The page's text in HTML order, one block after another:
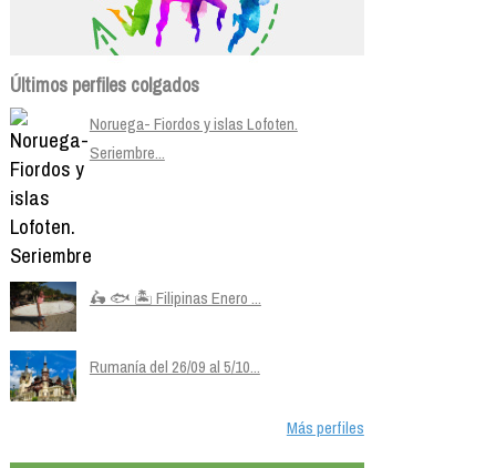
Últimos perfiles colgados
Noruega- Fiordos y islas Lofoten.
Seriembre...
🛵 🐟 🏝️ Filipinas Enero ...
Rumanía del 26/09 al 5/10...
Más perfiles